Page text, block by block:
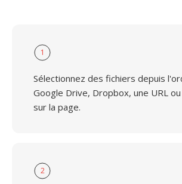
1
Sélectionnez des fichiers depuis
Google Drive, Dropbox, une URL
sur la page.
2